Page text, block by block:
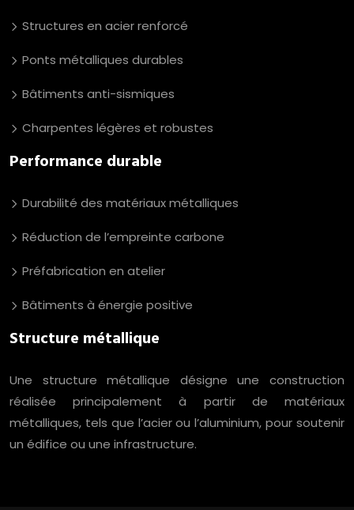
Structures en acier renforcé
Ponts métalliques durables
Bâtiments anti-sismiques
Charpentes légères et robustes
Performance durable
Durabilité des matériaux métalliques
Réduction de l’empreinte carbone
Préfabrication en atelier
Bâtiments à énergie positive
Structure métallique
Une structure métallique désigne une construction
réalisée principalement à partir de matériaux
métalliques, tels que l’acier ou l’aluminium, pour soutenir
un édifice ou une infrastructure.